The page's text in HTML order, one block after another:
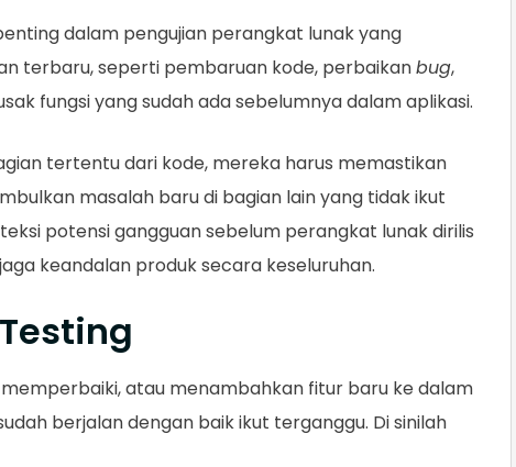
dalam pengujian perangkat lunak yang
terbaru, seperti pembaruan kode, perbaikanbug,
fungsi yang sudah ada sebelumnya dalam aplikasi.
tertentu dari kode, mereka harus memastikan
masalah baru di bagian lain yang tidak ikut
potensi gangguan sebelum perangkat lunak dirilis
keandalan produk secara keseluruhan.
atau menambahkan fitur baru ke dalam
berjalan dengan baik ikut terganggu. Di sinilah